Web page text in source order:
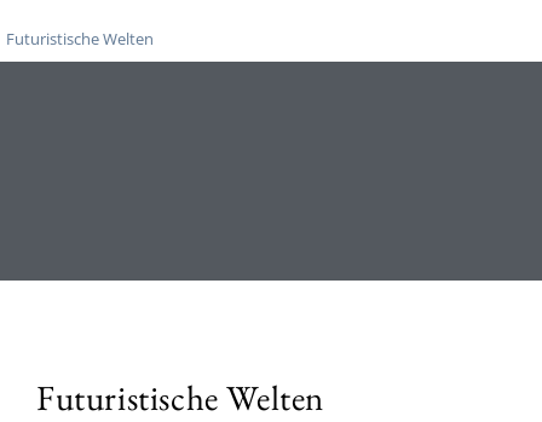
Futuristische Welten
Futuristische Welten